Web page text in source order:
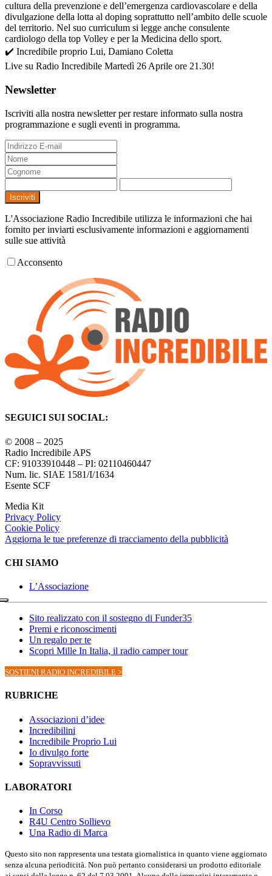
cultura della prevenzione e dell’emergenza cardiovascolare e della
divulgazione della lotta al doping soprattutto nell’ambito delle scuole
del territorio. Nel suo curriculum si legge anche consulente
cardiologo della top Volley e per la Medicina dello sport.
✔️ Incredibile proprio Lui, Damiano Coletta
Live su Radio Incredibile Martedì 26 Aprile ore 21.30!
Newsletter
Iscriviti alla nostra newsletter per restare informato sulla nostra
programmazione e sugli eventi in programma.
Iscriviti
L'Associazione Radio Incredibile utilizza le informazioni che hai
fornito per inviarti esclusivamente informazioni e aggiornamenti
sulle sue attività
Acconsento
SEGUICI SUI SOCIAL:
© 2008 – 2025
Radio Incredibile APS
CF: 91033910448 – PI: 02110460447
Num. lic. SIAE 1581/I/1634
Esente SCF
Media Kit
Privacy Policy
Cookie Policy
Aggiorna le tue preferenze di tracciamento della pubblicità
CHI SIAMO
L’Associazione
Sito realizzato con il sostegno di Funder35
Premi e riconoscimenti
Un regalo per te
Scopri Mille In Italia, il radio camper tour
SOSTIENI RADIO INCREDIBILE >
RUBRICHE
Associazioni d’idee
Incredibilini
Incredibile Proprio Lui
Io divulgo forte
Sopravvissuti
LABORATORI
In Corso
R4U Centro Sollievo
Una Radio di Marca
Questo sito non rappresenta una testata giornalistica in quanto viene aggiornato
senza alcuna periodicità. Non può pertanto considerarsi un prodotto editoriale